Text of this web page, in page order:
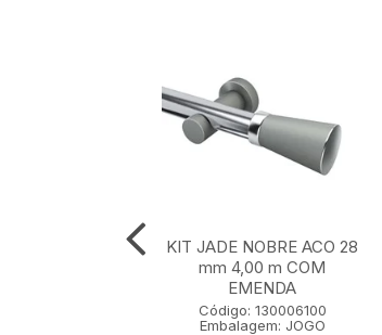
KIT JADE NOBRE ACO 28
mm 4,00 m COM
EMENDA
Código: 130006100
Embalagem: JOGO